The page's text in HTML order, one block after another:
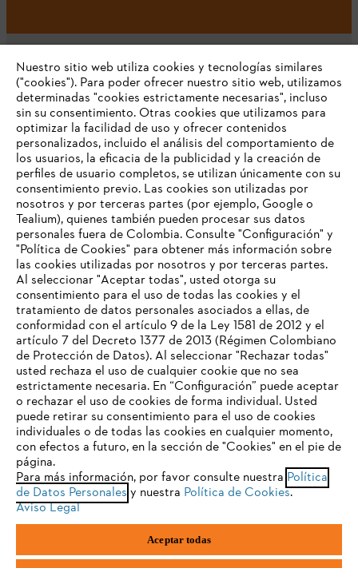
Nuestra empresa
Preguntas frecuentes
Contacto
Política tratamiento de datos personales Aviso legal
Cookies Información legal PTEE y SAGRILAFT
STIHL S.A.S.Parque La Regional Aeropuerto, Interior 30, Rionegro,
Antioquia, Colombia
TU NAVEGADOR NO ES
COMPATIBLE
El navegador que estás utilizando no es compatible con
nuestra página web. Para que puedas disfrutar de nuestro
contenido, utiliza uno de los siguientes navegadores:
firefox chrome
safari edge
Nuestro sitio web utiliza cookies y tecnologías similares
("cookies"). Para poder ofrecer nuestro sitio web, utilizamos
determinadas "cookies estrictamente necesarias", incluso
sin su consentimiento. Otras cookies que utilizamos para
optimizar la facilidad de uso y ofrecer contenidos
personalizados, incluido el análisis del comportamiento de
los usuarios, la eficacia de la publicidad y la creación de
perfiles de usuario completos, se utilizan únicamente con su
consentimiento previo. Las cookies son utilizadas por
nosotros y por terceras partes (por ejemplo, Google o
Tealium), quienes también pueden procesar sus datos
personales fuera de Colombia. Consulte "Configuración" y
"Política de Cookies" para obtener más información sobre
las cookies utilizadas por nosotros y por terceras partes.
Al seleccionar "Aceptar todas", usted otorga su
consentimiento para el uso de todas las cookies y el
tratamiento de datos personales asociados a ellas, de
conformidad con el artículo 9 de la Ley 1581 de 2012 y el
artículo 7 del Decreto 1377 de 2013 (Régimen Colombiano
de Protección de Datos). Al seleccionar "Rechazar todas"
usted rechaza el uso de cualquier cookie que no sea
estrictamente necesaria. En “Configuración” puede aceptar
o rechazar el uso de cookies de forma individual. Usted
puede retirar su consentimiento para el uso de cookies
individuales o de todas las cookies en cualquier momento,
con efectos a futuro, en la sección de "Cookies" en el pie de
página.
Para más información, por favor consulte nuestra Política
de Datos Personales y nuestra Política de Cookies.
Aviso Legal
Aceptar todas